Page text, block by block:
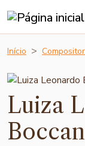
Início
Luiza